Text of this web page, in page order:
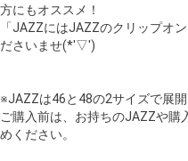
方にもオススメ！
「JAZZにはJAZZのクリップオ
ださいませ(*'▽')
※JAZZは46と48の2サイズで展開
ご購入前は、お持ちのJAZZや
めください。